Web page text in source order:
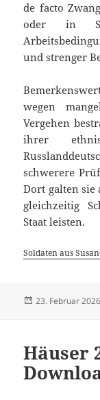
de facto
oder in
und strenger
wegen
Vergehen
ihrer
schwerere
Dort galten sie
gleichzeitig
Staat leisten.
Soldaten aus
Veröffentlicht
23. Februar 2026
Häuser